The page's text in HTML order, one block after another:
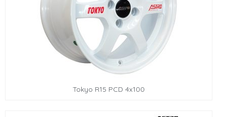
Tokyo R15 PCD 4x100